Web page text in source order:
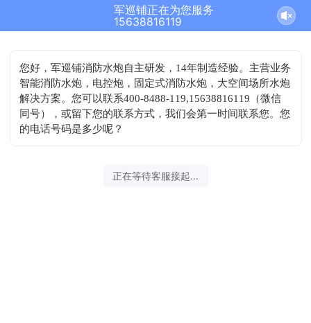
军巡铺正在为您服务
15638816119
您好，军巡铺消防水炮自主研发，14年制造经验。主营业务
智能消防水炮，电控炮，固定式消防水炮，大空间场所水炮
解决方案。您可以联系400-8488-119,15638816119（微信
同号），或留下您的联系方式，我们会第一时间联系您。您
的电话号码是多少呢？
正在等待客服接起...